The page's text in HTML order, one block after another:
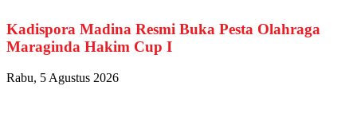
Kadispora Madina Resmi Buka Pesta Olahraga
Maraginda Hakim Cup I
Rabu, 5 Agustus 2026